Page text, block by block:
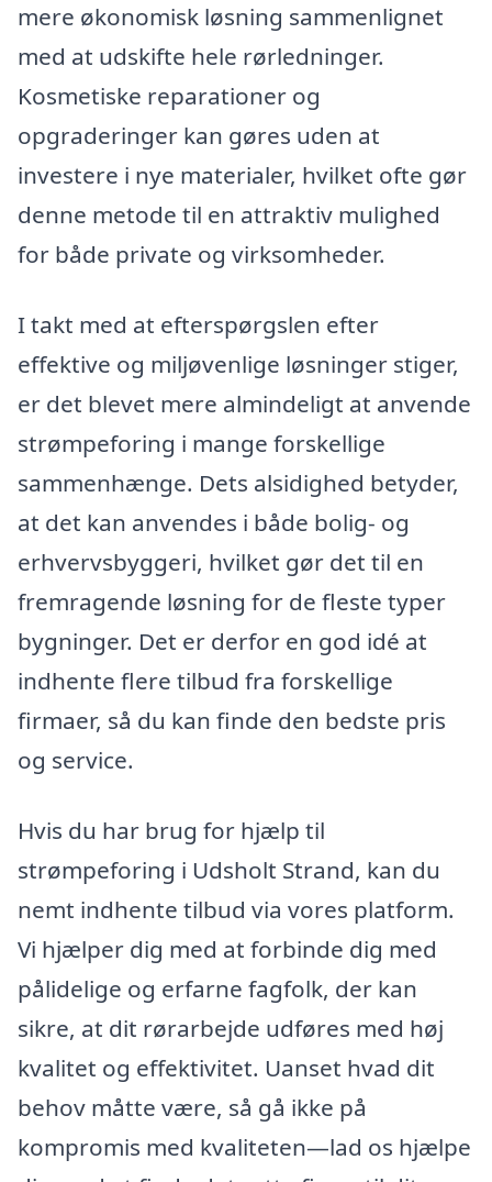
mere økonomisk løsning sammenlignet
med at udskifte hele rørledninger.
Kosmetiske reparationer og
opgraderinger kan gøres uden at
investere i nye materialer, hvilket ofte gør
denne metode til en attraktiv mulighed
for både private og virksomheder.
I takt med at efterspørgslen efter
effektive og miljøvenlige løsninger stiger,
er det blevet mere almindeligt at anvende
strømpeforing i mange forskellige
sammenhænge. Dets alsidighed betyder,
at det kan anvendes i både bolig- og
erhvervsbyggeri, hvilket gør det til en
fremragende løsning for de fleste typer
bygninger. Det er derfor en god idé at
indhente flere tilbud fra forskellige
firmaer, så du kan finde den bedste pris
og service.
Hvis du har brug for hjælp til
strømpeforing i Udsholt Strand, kan du
nemt indhente tilbud via vores platform.
Vi hjælper dig med at forbinde dig med
pålidelige og erfarne fagfolk, der kan
sikre, at dit rørarbejde udføres med høj
kvalitet og effektivitet. Uanset hvad dit
behov måtte være, så gå ikke på
kompromis med kvaliteten—lad os hjælpe